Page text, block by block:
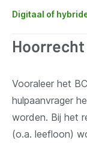
Digitaal of
Hoorrecht
Vooraleer het
hulpaanvrager
worden. Bij het
(o.a. leefloon)